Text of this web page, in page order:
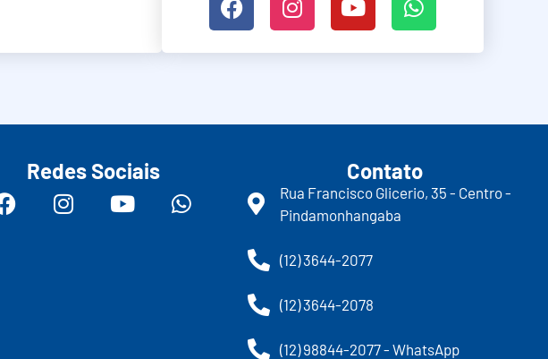
Redes Sociais Contato
Rua Francisco Glicerio, 35 - Centro -
Pindamonhangaba
(12) 3644-2077
(12) 3644-2078
(12) 98844-2077 - WhatsApp